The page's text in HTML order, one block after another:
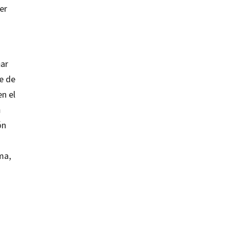
de
el